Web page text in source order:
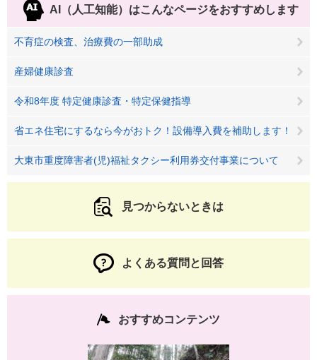
AI（人工知能）はこんなページをおすすめします
不育症の検査、治療費の一部助成
産婦健康診査
令和8年度 特定健康診査・特定保健指導
省エネ住宅にするなら今がおトク！設備導入費を補助します！
大東市重度障害者(児)福祉タクシー利用券交付事業について
見つからないときは
よくある質問と回答
おすすめコンテンツ